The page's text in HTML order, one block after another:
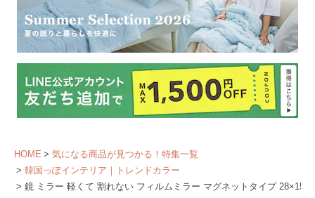
HOME
気になる商品が見つかる！特集一覧
韓国っぽインテリア｜トレンドカラー
鏡 ミラー 軽くて 割れない フィルムミラー マグネットタイプ 28×150